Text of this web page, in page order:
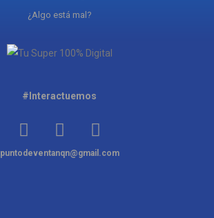
¿Algo está mal?
#Interactuemos
puntodeventanqn@gmail.com